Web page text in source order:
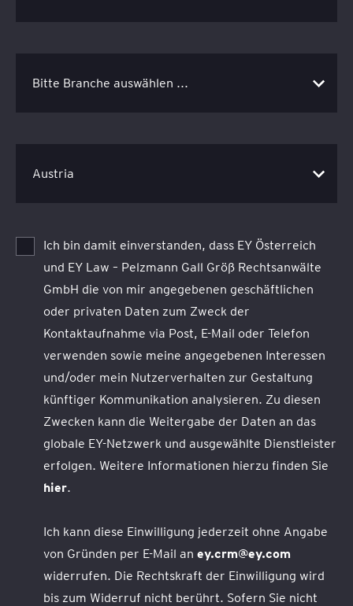
Ich bin damit einverstanden, dass EY Österreich
und EY Law – Pelzmann Gall Größ Rechtsanwälte
GmbH die von mir angegebenen geschäftlichen
oder privaten Daten zum Zweck der
Kontaktaufnahme via Post, E-Mail oder Telefon
verwenden sowie meine angegebenen Interessen
und/oder mein Nutzerverhalten zur Gestaltung
künftiger Kommunikation analysieren. Zu diesen
Zwecken kann die Weitergabe der Daten an das
globale EY-Netzwerk und ausgewählte Dienstleister
erfolgen. Weitere Informationen hierzu finden Sie
hier.
Ich kann diese Einwilligung jederzeit ohne Angabe
von Gründen per E-Mail an ey.crm@ey.com
widerrufen. Die Rechtskraft der Einwilligung wird
bis zum Widerruf nicht berührt. Sofern Sie nicht